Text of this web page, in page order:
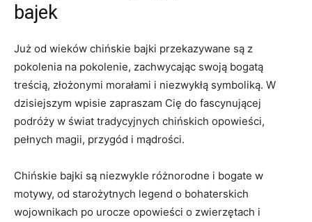
bajek
Już od wieków chińskie bajki przekazywane są z
pokolenia na pokolenie, zachwycając swoją bogatą
treścią, złożonymi morałami i ‌niezwykłą symboliką. W
dzisiejszym ⁣wpisie zapraszam Cię do fascynującej
podróży w świat tradycyjnych chińskich opowieści,
⁤pełnych magii, przygód i mądrości.
Chińskie bajki są niezwykle różnorodne i bogate w
motywy, od starożytnych⁤ legend o bohaterskich
wojownikach po⁤ urocze opowieści o zwierzętach i